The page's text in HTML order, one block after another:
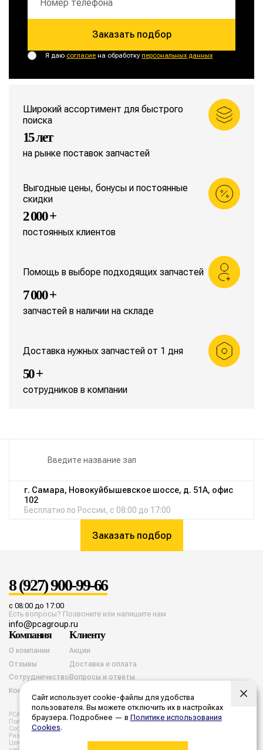
Заказать подбор
Я даю согласие на обработкуперсональных данных
Широкий ассортимент для быстрого
поиска
15 лет
на рынке поставок запчастей
Выгодные цены, бонусы и постоянные
скидки
2 000 +
постоянных клиентов
Помощь в выборе подходящих запчастей
7 000 +
запчастей в наличии на складе
Доставка нужных запчастей от 1 дня
50 +
сотрудников в компании
г. Самара, Новокуйбышевское шоссе, д. 51А, офис
102
Бесплатно по России, с 08:00 до 17:00
Заказать подбор
8 (927) 900-99-66
с 08:00 до 17:00
Есть вопросы? Позвоните или напишите нам
info@pcagroup.ru
Компания
О компании
Отзывы
Сотрудничество
Контакты
Клиенту
Акции
Доставка и оплата
Вопросы и ответы
PCA group. Все права защищены. 2026 год.
Политика конфиденциальности Согласие на обработку cookies
Согласие на обработку персональных данных
Разработка и продвижение
Цены, указанные на сайте не являются публичной офертой. Все
Сайт использует cookie-файлы для удобства
пользователя. Вы можете отключить их в настройках
браузера. Подробнее — в Политике использования
Cookies.